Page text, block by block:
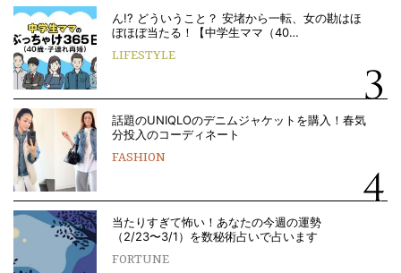
ん!? どういうこと？ 安堵から一転、女の勘はほ
ぼほぼ当たる！【中学生ママ（40…
LIFESTYLE
話題のUNIQLOのデニムジャケットを購入！春気
分投入のコーディネート
FASHION
当たりすぎて怖い！あなたの今週の運勢
（2/23〜3/1）を数秘術占いで占います
FORTUNE